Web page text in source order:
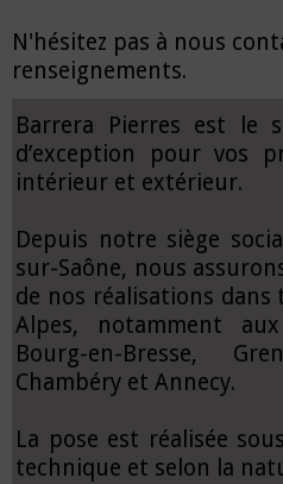
N'hésitez pas à nous
renseignements.
Barrera Pierres est le
d’exception pour vos
intérieur et extérieur.
Depuis notre siège
sur-Saône, nous
de nos réalisations
Alpes, notamment
Bourg-en-Bresse,
Chambéry et Annecy.
La pose est réalisée
technique et selon la